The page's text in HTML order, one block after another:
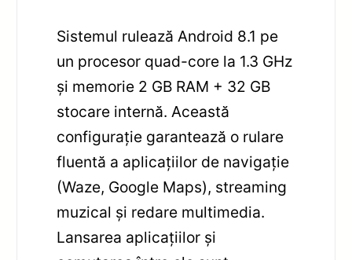
Sistemul rulează Android 8.1 pe
un procesor quad-core la 1.3 GHz
și memorie 2 GB RAM + 32 GB
stocare internă. Această
configurație garantează o rulare
fluentă a aplicațiilor de navigație
(Waze, Google Maps), streaming
muzical și redare multimedia.
Lansarea aplicațiilor și